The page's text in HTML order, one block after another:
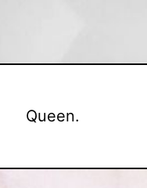
Queen.